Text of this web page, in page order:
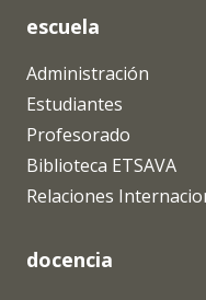
escuela
Administración
Estudiantes
Profesorado
Biblioteca ETSAVA
Relaciones
docencia